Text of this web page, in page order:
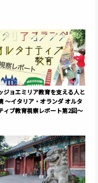
ジョエミリア教育を支える人と
〜イタリア・オランダ オルタ
ィブ教育視察レポート第2回〜